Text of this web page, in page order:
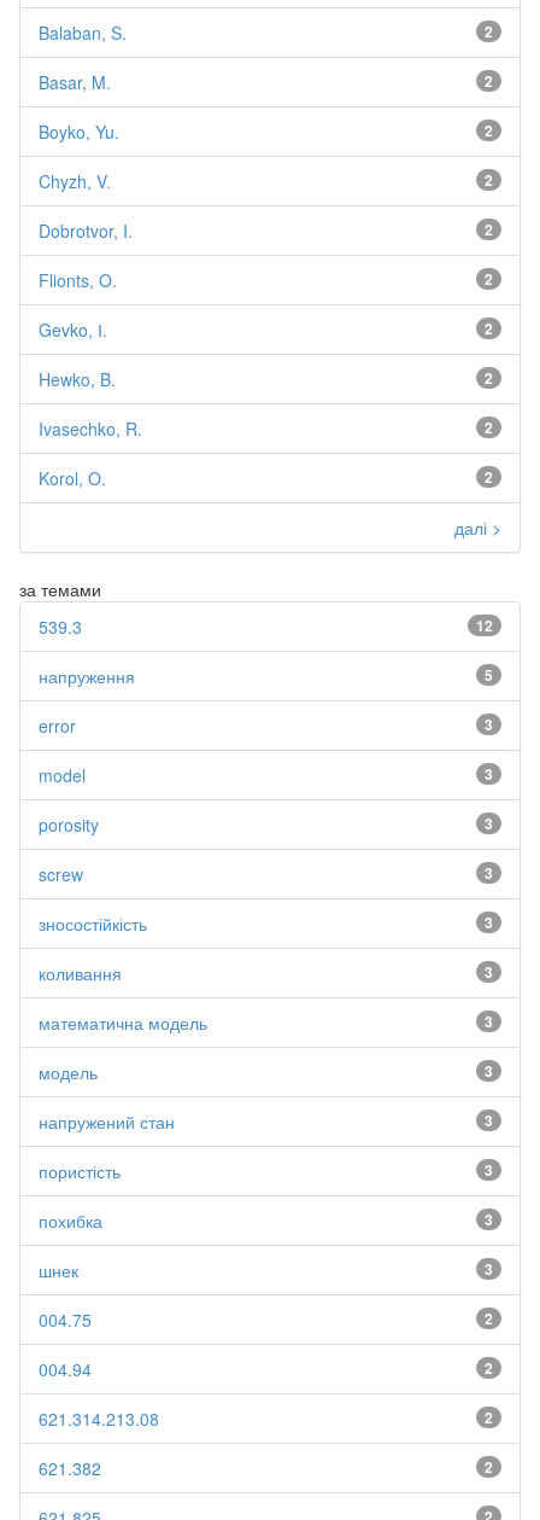
2
Balaban, S.
2
Basar, M.
2
Boyko, Yu.
2
Chyzh, V.
2
Dobrotvor, I.
2
Flionts, O.
2
Gevko, І.
2
Hewko, B.
2
Ivasechko, R.
2
Korol, O.
далі >
за темами
12
539.3
5
напруження
3
error
3
model
3
porosity
3
screw
3
зносостійкість
3
коливання
3
математична модель
3
модель
3
напружений стан
3
пористість
3
похибка
3
шнек
2
004.75
2
004.94
2
621.314.213.08
2
621.382